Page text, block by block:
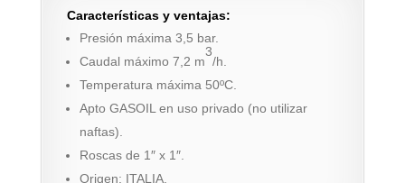
Características y ventajas:
Presión máxima 3,5 bar.
Caudal máximo 7,2 m
3
/h.
Temperatura máxima 50ºC.
Apto GASOIL en uso privado (no utilizar
naftas).
Roscas de 1″ x 1″.
Origen: ITALIA.